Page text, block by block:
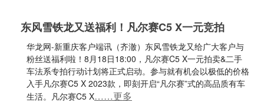
东风雪铁龙又送福利！凡尔赛C5 X一元竞拍
华龙网-新重庆客户端讯（齐澈）东风雪铁龙又给广大客户与
粉丝送福利啦！8月18日18:00，凡尔赛C5 X一元拍卖&二手
车法系专拍行动计划将正式启动。参与就有机会以极低的价格
入手凡尔赛C5 X 2023款，即刻开启“凡尔赛”式的高品质有车
生活。凡尔赛C5 X……更多